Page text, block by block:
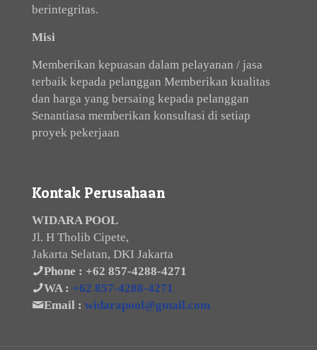
berintegritas.
Misi
Memberikan kepuasan dalam pelayanan / jasa
terbaik kepada pelanggan Memberikan kualitas
dan harga yang bersaing kepada pelanggan
Senantiasa memberikan konsultasi di setiap
proyek pekerjaan
Kontak Perusahaan
WIDARA POOL
Jl. H Tholib Cipete,
Jakarta Selatan, DKI Jakarta
Phone : +62 857-4288-4271
WA : +62 857-4288-4271
Email : widarapool@gmail.com